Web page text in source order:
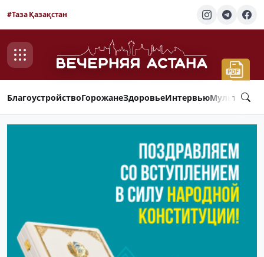
#Таза Қазақстан
БлагоустройствоГорожанеЗдоровьеИнтервью